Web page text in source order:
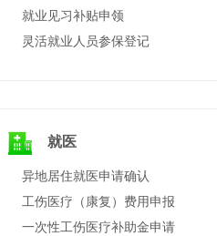
就业见习补贴申领
灵活就业人员参保登记
就医
异地居住就医申请确认
工伤医疗（康复）费用申报
一次性工伤医疗补助金申请